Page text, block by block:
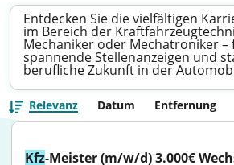
Entdecken Sie die vielfältigen
im Bereich der
Mechaniker oder Mechatroniker –
spannende Stellenanzeigen und
berufliche Zukunft in der
Relevanz Datum Entfernung
Kfz-Meister (m/w/d) 3.000€